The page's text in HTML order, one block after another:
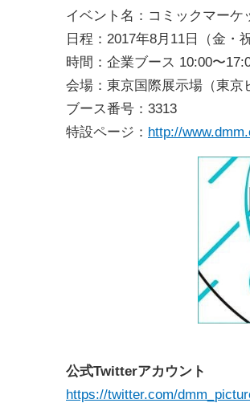
イベント名：コミックマーケ
日程：2017年8月11日（金・
時間：企業ブース 10:00〜
会場：東京国際展示場（東京
ブース番号：3313
特設ページ： http://
公式Twitterアカウント
https://twitter.com/